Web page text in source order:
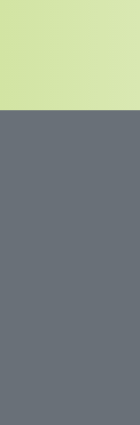
reumatoloog,